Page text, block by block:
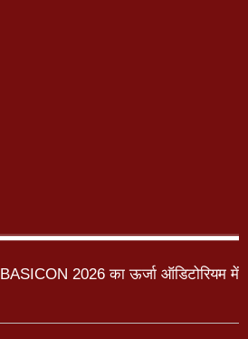
2026 का ऊर्जा ऑडिटोरियम में